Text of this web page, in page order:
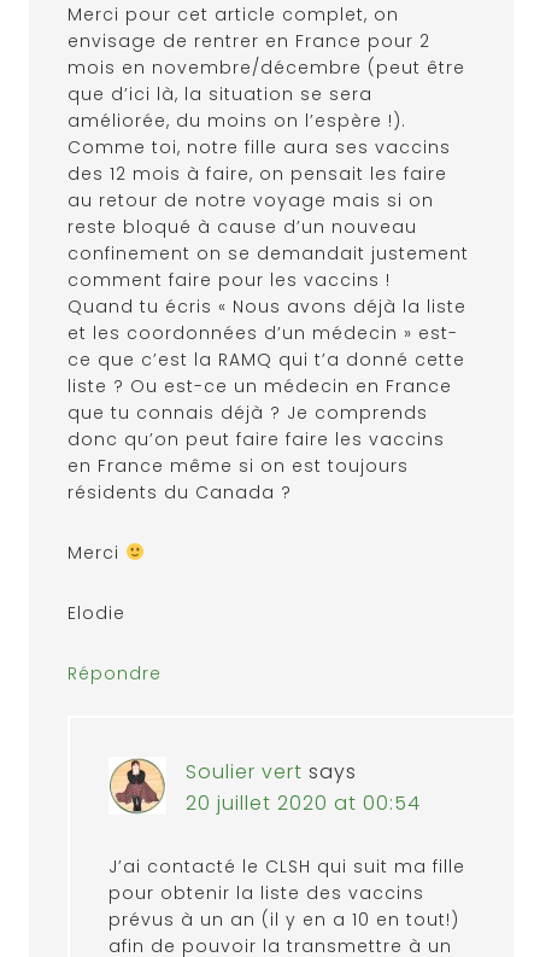
Merci pour cet article complet, on
envisage de rentrer en France pour 2
mois en novembre/décembre (peut être
que d’ici là, la situation se sera
améliorée, du moins on l’espère !).
Comme toi, notre fille aura ses vaccins
des 12 mois à faire, on pensait les faire
au retour de notre voyage mais si on
reste bloqué à cause d’un nouveau
confinement on se demandait justement
comment faire pour les vaccins !
Quand tu écris « Nous avons déjà la liste
et les coordonnées d’un médecin » est-
ce que c’est la RAMQ qui t’a donné cette
liste ? Ou est-ce un médecin en France
que tu connais déjà ? Je comprends
donc qu’on peut faire faire les vaccins
en France même si on est toujours
résidents du Canada ?
Merci
Elodie
Répondre
Soulier vert says
20 juillet 2020 at 00:54
J’ai contacté le CLSH qui suit ma fille
pour obtenir la liste des vaccins
prévus à un an (il y en a 10 en tout!)
afin de pouvoir la transmettre à un